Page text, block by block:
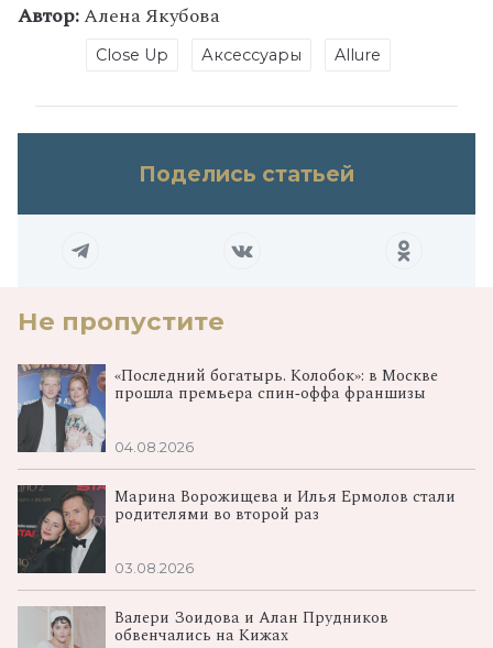
Автор:Алена Якубова
Close Up Аксессуары Allure
Поделись статьей
Не пропустите
«Последний богатырь. Колобок»: в Москве
прошла премьера спин‑оффа франшизы
04.08.2026
Марина Ворожищева и Илья Ермолов стали
родителями во второй раз
03.08.2026
Валери Зоидова и Алан Прудников
обвенчались на Кижах